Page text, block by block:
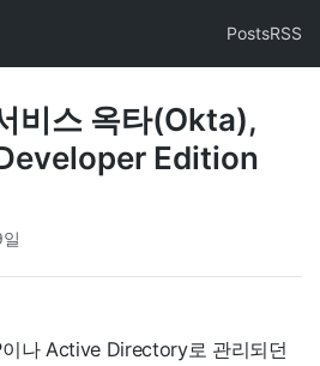
PostsRSS
비스 옥타(Okta),
Edition
나 Active Directory로 관리되던